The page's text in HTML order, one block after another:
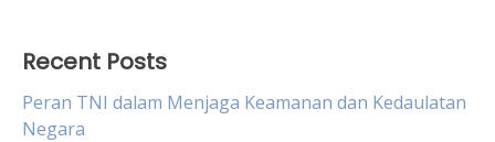
Recent Posts
Peran TNI dalam Menjaga Keamanan dan Kedaulatan
Negara